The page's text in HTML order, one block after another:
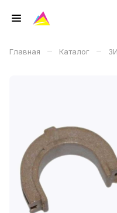
Главная – Каталог –